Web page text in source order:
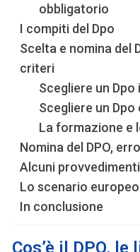
obbligatorio
I compiti del Dpo
Scelta e nomina del
criteri
Scegliere un Dpo
Scegliere un
La formazione e
Nomina del DPO,
Alcuni
Lo scenario europeo
In conclusione
Cos’è il DPO,